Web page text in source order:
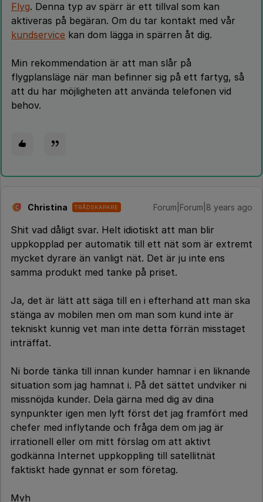
Flyg. Denna typ av spärr är ett tillval som kan
aktiveras på begäran. Om du tar kontakt med vår
kundservice kan dom lägga in spärren åt dig.
Min rekommendation är att man slår på
flygplansläge när man befinner sig på ett fartyg, så
att du har möjligheten att använda telefonen vid
behov.
C Christina TRÅDSKAPARE Forum|Forum|8 years ago
Shit vad dåligt svar. Helt idiotiskt att man blir
uppkopplad per automatik till ett nät som är extremt
mycket dyrare än vanligt nät. Det är ju inte ens
samma produkt med tanke på priset.
Ja, det är lätt att säga till en i efterhand att man ska
stänga av mobilen men om man som kund inte är
tekniskt kunnig vet man inte detta förrän misstaget
inträffat.
Ni borde tänka till innan kunder hamnar i en liknande
situation som jag hamnat i. På det sättet undviker ni
missnöjda kunder. Dela gärna med dig av dina
synpunkter igen men lyft först det jag framfört med
chefer med inflytande och fråga dem om jag är
irrationell eller om mitt förslag om att aktivt
godkänna Internet uppkoppling till satellitnät
faktiskt hade gynnat er som företag.
Mvh